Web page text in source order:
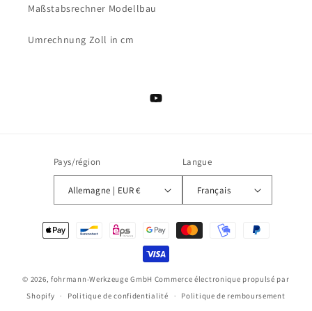
Maßstabsrechner Modellbau
Umrechnung Zoll in cm
YouTube
Pays/région
Allemagne | EUR €
Langue
Français
Moyens
© 2026, fohrmann-Werkzeuge GmbH Commerce électronique propulsé par
Shopify
Politique de confidentialité Politique de remboursement